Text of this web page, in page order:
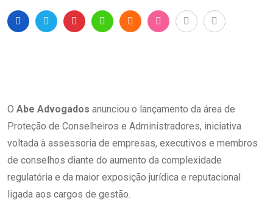
O Abe Advogados anunciou o lançamento da área de
Proteção de Conselheiros e Administradores, iniciativa
voltada à assessoria de empresas, executivos e membros
de conselhos diante do aumento da complexidade
regulatória e da maior exposição jurídica e reputacional
ligada aos cargos de gestão.